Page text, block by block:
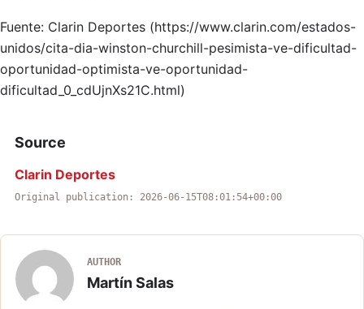
Fuente: Clarin Deportes (https://www.clarin.com/estados-
unidos/cita-dia-winston-churchill-pesimista-ve-dificultad-
oportunidad-optimista-ve-oportunidad-
dificultad_0_cdUjnXs21C.html)
Source
Clarin Deportes
Original publication: 2026-06-15T08:01:54+00:00
AUTHOR
Martín Salas